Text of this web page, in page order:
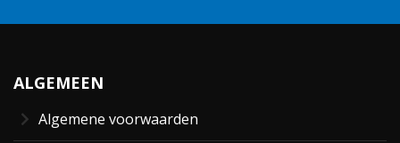
ALGEMEEN
Algemene voorwaarden